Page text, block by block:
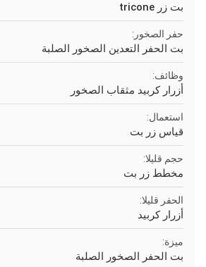
بت زر tricone
حفر الصخور:
بت الحفر التعدين الصخور الصلبة
وظائف:
أزرار كربيد مثقاب الصخور
استعمال:
قياس زر بت
حجم قليلا:
مخطط زر بت
الحفر قليلا:
أزرار كربيد
ميزة:
بت الحفر الصخور الصلبة